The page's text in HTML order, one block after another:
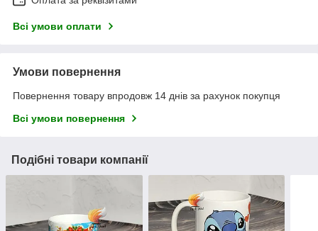
Всі умови оплати
Умови повернення
Повернення товару впродовж 14 днів за рахунок покупця
Всі умови повернення
Подібні товари компанії